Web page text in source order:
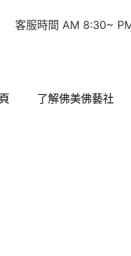
客服時間 AM 8:30~
了解佛美佛藝社